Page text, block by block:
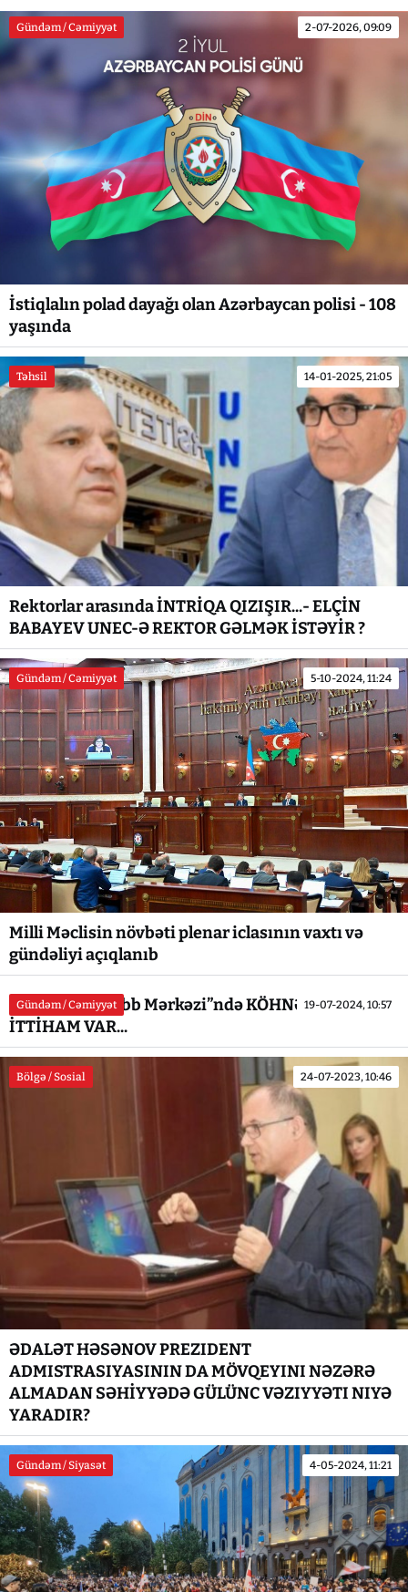
Gündəm / Cəmiyyət 2-07-2026, 09:09
İstiqlalın polad dayağı olan Azərbaycan polisi - 108
yaşında
Təhsil 14-01-2025, 21:05
Rektorlar arasında İNTRİQA QIZIŞIR...- ELÇİN
BABAYEV UNEC-Ə REKTOR GƏLMƏK İSTƏYİR ?
Gündəm / Cəmiyyət 5-10-2024, 11:24
Milli Məclisin növbəti plenar iclasının vaxtı və
gündəliyi açıqlanıb
Gündəm / Cəmiyyət 19-07-2024, 10:57
“Yeni Gəncə Tibb Mərkəzi”ndə KÖHNƏ OVQAT... -
İTTİHAM VAR...
Bölgə / Sosial 24-07-2023, 10:46
ƏDALƏT HƏSƏNOV PREZIDENT
ADMISTRASIYASININ DA MÖVQEYINI NƏZƏRƏ
ALMADAN SƏHİYYƏDƏ GÜLÜNC VƏZIYYƏTI NIYƏ
YARADIR?
Gündəm / Siyasət 4-05-2024, 11:21